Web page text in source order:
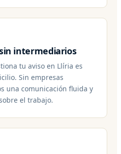
intermediarios
tu aviso en Llíria es
Sin empresas
una comunicación fluida y
el trabajo.